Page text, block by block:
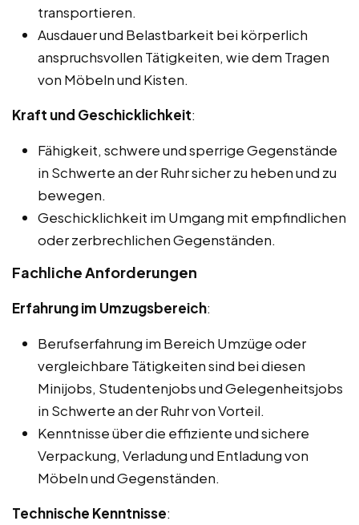
transportieren.
Ausdauer und Belastbarkeit bei körperlich
anspruchsvollen Tätigkeiten, wie dem Tragen
von Möbeln und Kisten.
Kraft und Geschicklichkeit:
Fähigkeit, schwere und sperrige Gegenstände
in Schwerte an der Ruhr sicher zu heben und zu
bewegen.
Geschicklichkeit im Umgang mit empfindlichen
oder zerbrechlichen Gegenständen.
Fachliche Anforderungen
Erfahrung im Umzugsbereich:
Berufserfahrung im Bereich Umzüge oder
vergleichbare Tätigkeiten sind bei diesen
Minijobs, Studentenjobs und Gelegenheitsjobs
in Schwerte an der Ruhr von Vorteil.
Kenntnisse über die effiziente und sichere
Verpackung, Verladung und Entladung von
Möbeln und Gegenständen.
Technische Kenntnisse: